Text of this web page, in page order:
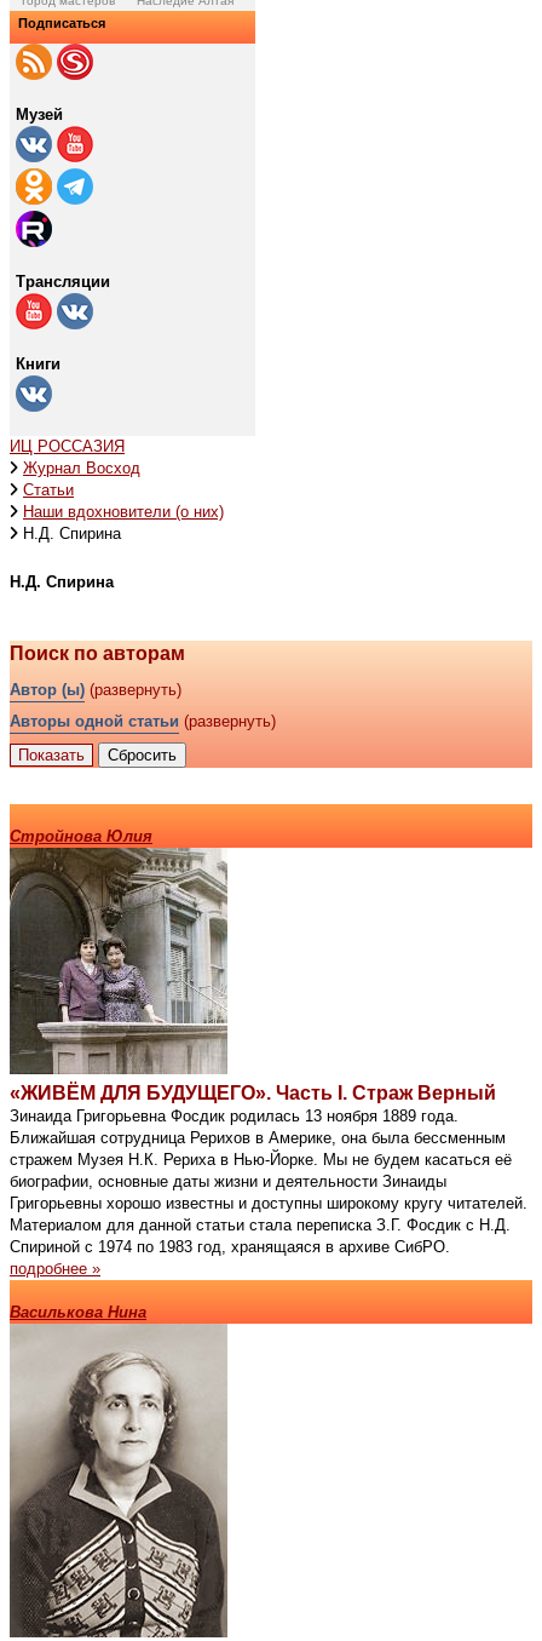
Подписаться
Музей
Трансляции
Книги
ИЦ РОССАЗИЯ
Журнал Восход
Статьи
Наши вдохновители (о них)
Н.Д. Спирина
Н.Д. Спирина
Поиск по авторам
Автор (ы) (развернуть)
Авторы одной статьи (развернуть)
Стройнова Юлия
«ЖИВЁМ ДЛЯ БУДУЩЕГО». Часть I. Страж Верный
Зинаида Григорьевна Фосдик родилась 13 ноября 1889 года.
Ближайшая сотрудница Рерихов в Америке, она была бессменным
стражем Музея Н.К. Рериха в Нью-Йорке. Мы не будем касаться её
биографии, основные даты жизни и деятельности Зинаиды
Григорьевны хорошо известны и доступны широкому кругу читателей.
Материалом для данной статьи стала переписка З.Г. Фосдик с Н.Д.
Спириной с 1974 по 1983 год, хранящаяся в архиве СибРО.
подробнее »
Василькова Нина